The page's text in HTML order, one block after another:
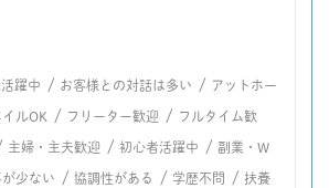
躍中 / お客様との対話は多い / アットホー
イルOK / フリーター歓迎 / フルタイム歓
主婦・主夫歓迎 / 初心者活躍中 / 副業・W
少ない / 協調性がある / 学歴不問 / 扶養